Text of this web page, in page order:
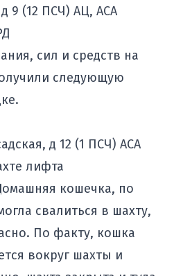
9 (12 ПСЧ) АЦ, АСА
сил и средств на
следующую
д 12 (1 ПСЧ) АСА
лифта
кошечка, по
свалиться в шахту,
По факту, кошка
вокруг шахты и